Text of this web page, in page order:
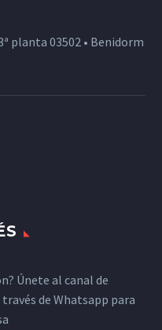
planta 03502 • Benidorm
Únete al canal de
través de Whatsapp para